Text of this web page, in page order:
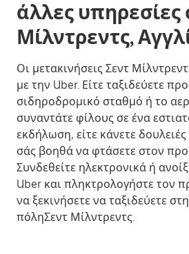
άλλες υπηρεσίες
Μίλντρεντς,
Οι μετακινήσεις Σεντ
με την Uber. Είτε ταξιδεύετε
σιδηροδρομικό σταθμό ή το
συναντάτε φίλους σε ένα
εκδήλωση, είτε κάνετε
σάς βοηθά να φτάσετε στον
Συνδεθείτε ηλεκτρονικά ή
Uber και πληκτρολογήστε τον
να ξεκινήσετε να ταξιδεύετε
πόληΣεντ Μίλντρεντς.